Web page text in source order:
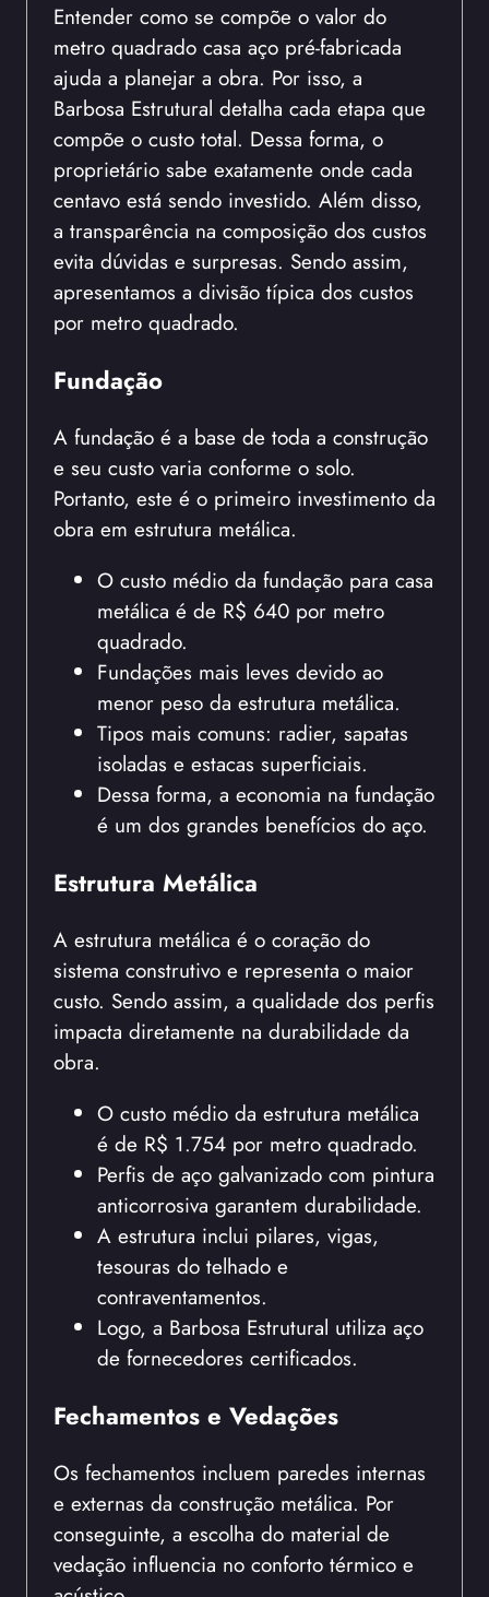
Entender como se compõe o valor do
metro quadrado casa aço pré-fabricada
ajuda a planejar a obra. Por isso, a
Barbosa Estrutural detalha cada etapa que
compõe o custo total. Dessa forma, o
proprietário sabe exatamente onde cada
centavo está sendo investido. Além disso,
a transparência na composição dos custos
evita dúvidas e surpresas. Sendo assim,
apresentamos a divisão típica dos custos
por metro quadrado.
Fundação
A fundação é a base de toda a construção
e seu custo varia conforme o solo.
Portanto, este é o primeiro investimento da
obra em estrutura metálica.
O custo médio da fundação para casa
metálica é de R$ 640 por metro
quadrado.
Fundações mais leves devido ao
menor peso da estrutura metálica.
Tipos mais comuns: radier, sapatas
isoladas e estacas superficiais.
Dessa forma, a economia na fundação
é um dos grandes benefícios do aço.
Estrutura Metálica
A estrutura metálica é o coração do
sistema construtivo e representa o maior
custo. Sendo assim, a qualidade dos perfis
impacta diretamente na durabilidade da
obra.
O custo médio da estrutura metálica
é de R$ 1.754 por metro quadrado.
Perfis de aço galvanizado com pintura
anticorrosiva garantem durabilidade.
A estrutura inclui pilares, vigas,
tesouras do telhado e
contraventamentos.
Logo, a Barbosa Estrutural utiliza aço
de fornecedores certificados.
Fechamentos e Vedações
Os fechamentos incluem paredes internas
e externas da construção metálica. Por
conseguinte, a escolha do material de
vedação influencia no conforto térmico e